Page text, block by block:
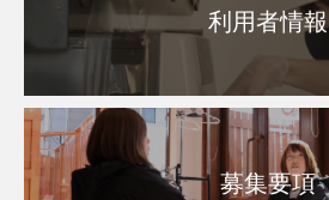
利用者情報
募集要項